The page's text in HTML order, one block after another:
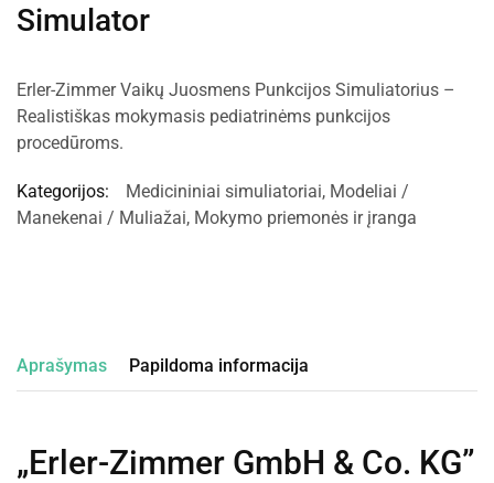
Simulator
Erler-Zimmer Vaikų Juosmens Punkcijos Simuliatorius –
Realistiškas mokymasis pediatrinėms punkcijos
procedūroms.
Kategorijos: Medicininiai simuliatoriai, Modeliai /
Manekenai / Muliažai, Mokymo priemonės ir įranga
Aprašymas Papildoma informacija
„Erler-Zimmer GmbH & Co. KG”